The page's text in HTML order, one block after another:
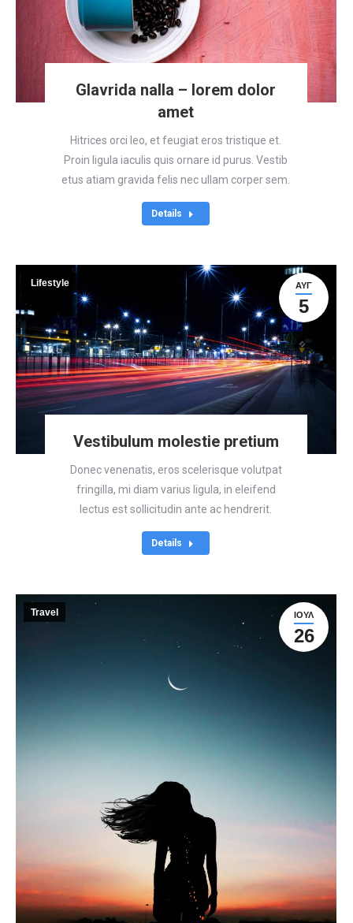
Glavrida nalla – lorem dolor
amet
Hitrices orci leo, et feugiat eros tristique et.
Proin ligula iaculis quis ornare id purus. Vestib
etus atiam gravida felis nec ullam corper sem.
Details
ΑΥΓ
5
Lifestyle
Vestibulum molestie pretium
Donec venenatis, eros scelerisque volutpat
fringilla, mi diam varius ligula, in eleifend
lectus est sollicitudin ante ac hendrerit.
Details
ΙΟΎΛ
26
Travel